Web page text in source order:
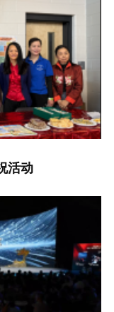
活动